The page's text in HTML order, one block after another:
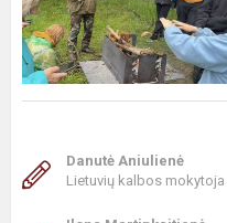
Danutė Aniulienė
Lietuvių kalbos mokytoja